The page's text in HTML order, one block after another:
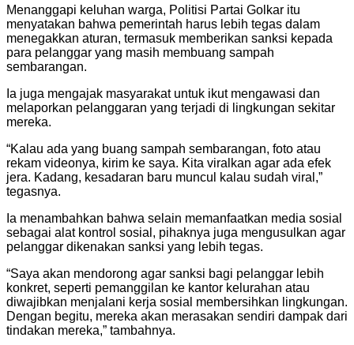
Menanggapi keluhan warga, Politisi Partai Golkar itu
menyatakan bahwa pemerintah harus lebih tegas dalam
menegakkan aturan, termasuk memberikan sanksi kepada
para pelanggar yang masih membuang sampah
sembarangan.
Ia juga mengajak masyarakat untuk ikut mengawasi dan
melaporkan pelanggaran yang terjadi di lingkungan sekitar
mereka.
“Kalau ada yang buang sampah sembarangan, foto atau
rekam videonya, kirim ke saya. Kita viralkan agar ada efek
jera. Kadang, kesadaran baru muncul kalau sudah viral,”
tegasnya.
Ia menambahkan bahwa selain memanfaatkan media sosial
sebagai alat kontrol sosial, pihaknya juga mengusulkan agar
pelanggar dikenakan sanksi yang lebih tegas.
“Saya akan mendorong agar sanksi bagi pelanggar lebih
konkret, seperti pemanggilan ke kantor kelurahan atau
diwajibkan menjalani kerja sosial membersihkan lingkungan.
Dengan begitu, mereka akan merasakan sendiri dampak dari
tindakan mereka,” tambahnya.